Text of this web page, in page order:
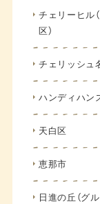
チェリーヒル
区）
チェリッシュ
ハンディハン
天白区
恵那市
日進の丘（グ